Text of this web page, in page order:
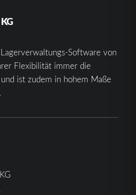
Software von
Flexibilität immer die
ist zudem in hohem Maße